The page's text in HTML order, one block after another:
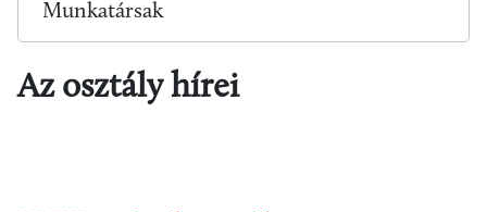
Munkatársak
Az osztály hírei